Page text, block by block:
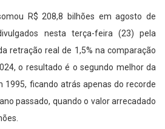
R$ 208,8 bilhões em agosto de
nesta terça-feira (23) pela
retração real de 1,5% na comparação
o resultado é o segundo melhor da
1995, ficando atrás apenas do recorde
passado, quando o valor arrecadado